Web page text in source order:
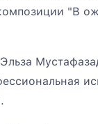
"В